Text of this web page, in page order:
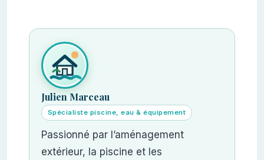
Julien Marceau
Spécialiste piscine, eau & équipement
Passionné par l’aménagement
extérieur, la piscine et les